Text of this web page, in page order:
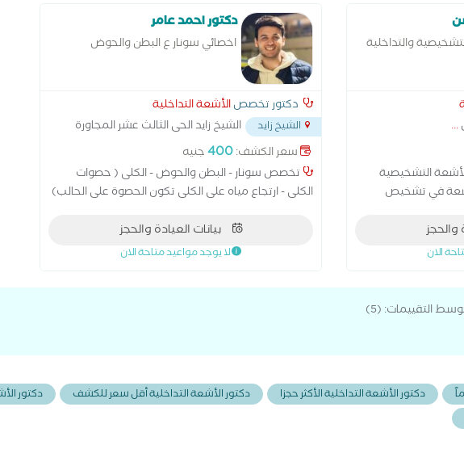
والتداخلية
...
التشخيصية
واسعة في تشخيص
الدقيقة
تميّزه في استخدام
الدكتور بأسلوبه
أحدث الأجهزة
خبرته الواسعة في
تساعد المرضى على
والحجز
الان
دكتور احمد عامر
اخصائي سونار ع البطن والحوض
دكتور تخصصالأشعة التداخلية
الشيخ زايد
الشيخ زايد الحى الثالث عشر المجاورة
التانية بحوار المدرسة المصرية الدولية
سعر الكشف:400جنيه
تخصص سونار - البطن والحوض - الكلى ( حصوات
الكلى - ارتجاع مياه على الكلى تكون الحصوة على الحالب)
الطحال - أي مشاكل في المثانة - رحم المرأة والحمل
تخصص سونار - البطن والحوض - الكلى ( حصوات الكلى -
حصوات المرارة - أي مشاكل في الكبد - أي مشاكل في
بيانات العيادة والحجز
لا يوجد مواعيد متاحة الان
التقييمات: (5)
دكتور الأشعة التداخلية الأكثر حجزا دكتور الأشعة التداخلية أقل سعر للكشف
دكتور